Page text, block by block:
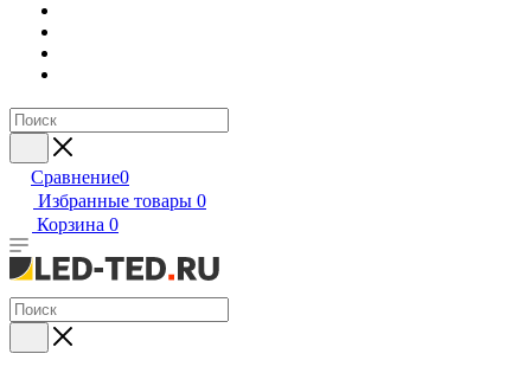
Сравнение0
Избранные товары 0
Корзина 0